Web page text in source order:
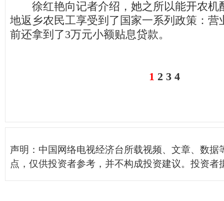
徐红艳向记者介绍，她之所以能开农机
地返乡农民工享受到了国家一系列政策：营
前还拿到了3万元小额贴息贷款。
1 2 3 4
声明：中国网络电视经济台所载视频、文章、数据
点，仅供投资者参考，并不构成投资建议。投资者